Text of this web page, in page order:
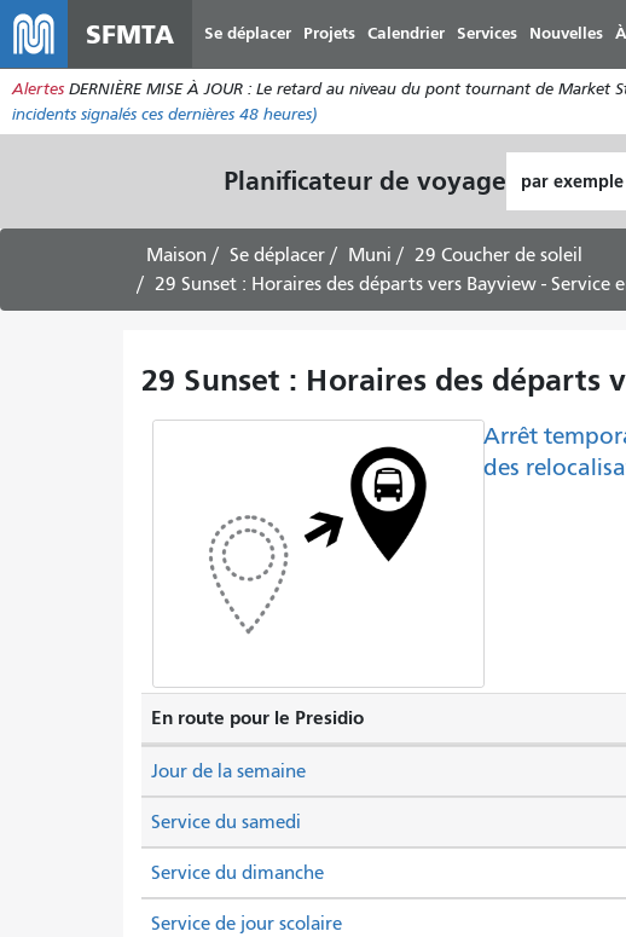
SFMTA Se déplacer Projets Calendrier Services Nouvelles
Alertes DERNIÈRE MISE À JOUR : Le retard au niveau du pont tournant de Market
incidents signalés ces dernières 48 heures)
Planificateur de voyage de
départ
Maison Se déplacer Muni
29 Coucher de soleil
29 Sunset : Horaires des départs vers Bayview - Service
29 Sunset : Horaires des départs
Arrêt
des
En route pour le Presidio
Service du samedi
Service du dimanche
Jour de la semaine
Service de jour scolaire